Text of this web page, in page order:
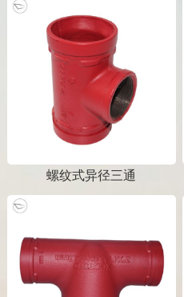
螺纹式异径三通